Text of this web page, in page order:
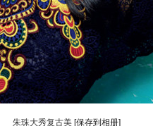
朱珠大秀复古美 [保存到相册]